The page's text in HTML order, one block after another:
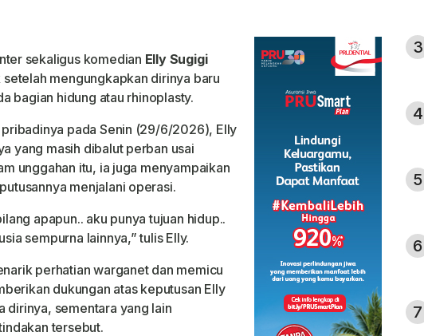
sekaligus komedian Elly Sugigi
mengungkapkan dirinya baru
bagian hidung atau rhinoplasty.
pada Senin (29/6/2026), Elly
yang masih dibalut perban usai
unggahan itu, ia juga menyampaikan
menjalani operasi.
apapun.. aku punya tujuan hidup..
sempurna lainnya,” tulis Elly.
perhatian warganet dan memicu
dukungan atas keputusan Elly
dirinya, sementara yang lain
tersebut.
3
4
5
6
7